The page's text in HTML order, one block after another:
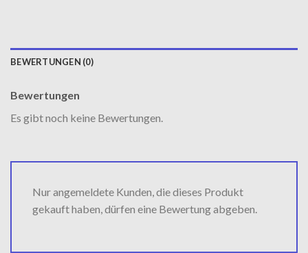
BEWERTUNGEN (0)
Bewertungen
Es gibt noch keine Bewertungen.
Nur angemeldete Kunden, die dieses Produkt
gekauft haben, dürfen eine Bewertung abgeben.